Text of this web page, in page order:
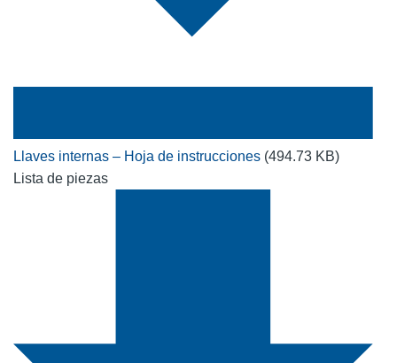
Llaves internas – Hoja de instrucciones (494.73 KB)
Lista de piezas